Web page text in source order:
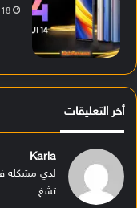
18 سبتمبر 2025
أخر التعليقات
Karla
لدي مشكله
تشغ...